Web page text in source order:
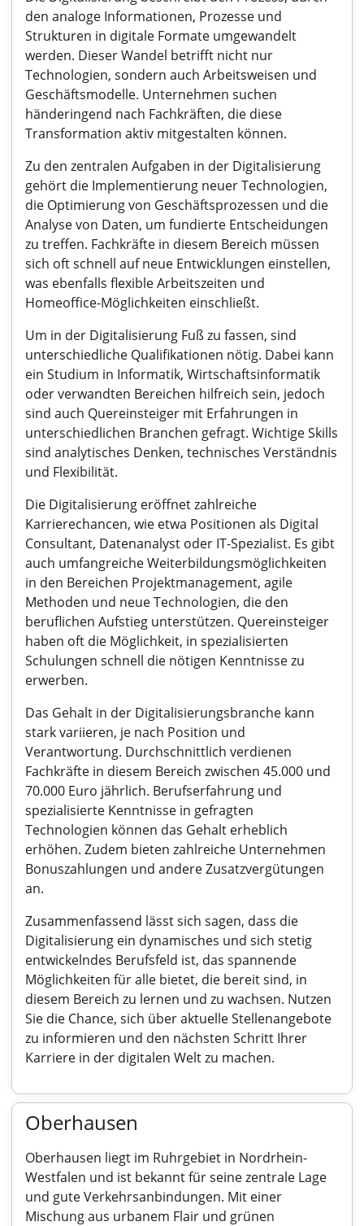
den analoge Informationen, Prozesse und
Strukturen in digitale Formate umgewandelt
werden. Dieser Wandel betrifft nicht nur
Technologien, sondern auch Arbeitsweisen und
Geschäftsmodelle. Unternehmen suchen
händeringend nach Fachkräften, die diese
Transformation aktiv mitgestalten können.
Zu den zentralen Aufgaben in der Digitalisierung
gehört die Implementierung neuer Technologien,
die Optimierung von Geschäftsprozessen und die
Analyse von Daten, um fundierte Entscheidungen
zu treffen. Fachkräfte in diesem Bereich müssen
sich oft schnell auf neue Entwicklungen einstellen,
was ebenfalls flexible Arbeitszeiten und
Homeoffice-Möglichkeiten einschließt.
Um in der Digitalisierung Fuß zu fassen, sind
unterschiedliche Qualifikationen nötig. Dabei kann
ein Studium in Informatik, Wirtschaftsinformatik
oder verwandten Bereichen hilfreich sein, jedoch
sind auch Quereinsteiger mit Erfahrungen in
unterschiedlichen Branchen gefragt. Wichtige Skills
sind analytisches Denken, technisches Verständnis
und Flexibilität.
Die Digitalisierung eröffnet zahlreiche
Karrierechancen, wie etwa Positionen als Digital
Consultant, Datenanalyst oder IT-Spezialist. Es gibt
auch umfangreiche Weiterbildungsmöglichkeiten
in den Bereichen Projektmanagement, agile
Methoden und neue Technologien, die den
beruflichen Aufstieg unterstützen. Quereinsteiger
haben oft die Möglichkeit, in spezialisierten
Schulungen schnell die nötigen Kenntnisse zu
erwerben.
Das Gehalt in der Digitalisierungsbranche kann
stark variieren, je nach Position und
Verantwortung. Durchschnittlich verdienen
Fachkräfte in diesem Bereich zwischen 45.000 und
70.000 Euro jährlich. Berufserfahrung und
spezialisierte Kenntnisse in gefragten
Technologien können das Gehalt erheblich
erhöhen. Zudem bieten zahlreiche Unternehmen
Bonuszahlungen und andere Zusatzvergütungen
an.
Zusammenfassend lässt sich sagen, dass die
Digitalisierung ein dynamisches und sich stetig
entwickelndes Berufsfeld ist, das spannende
Möglichkeiten für alle bietet, die bereit sind, in
diesem Bereich zu lernen und zu wachsen. Nutzen
Sie die Chance, sich über aktuelle Stellenangebote
zu informieren und den nächsten Schritt Ihrer
Karriere in der digitalen Welt zu machen.
Oberhausen
Oberhausen liegt im Ruhrgebiet in Nordrhein-
Westfalen und ist bekannt für seine zentrale Lage
und gute Verkehrsanbindungen. Mit einer
Mischung aus urbanem Flair und grünen